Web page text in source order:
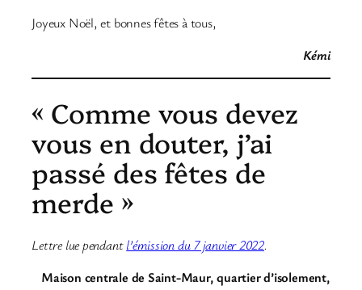
Joyeux Noël, et bonnes fêtes à tous,
Kémi
« Comme vous devez
vous en douter, j’ai
passé des fêtes de
merde »
Lettre lue pendantl’émission du 7 janvier 2022.
Maison centrale de Saint-Maur, quartier d’isolement,